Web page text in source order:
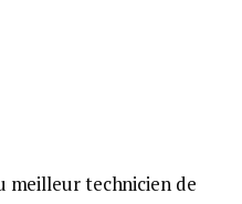
meilleur technicien de